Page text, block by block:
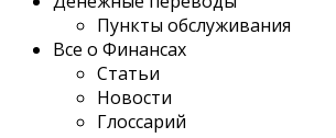
Пункты обслуживания
Все о Финансах
Статьи
Новости
Глоссарий